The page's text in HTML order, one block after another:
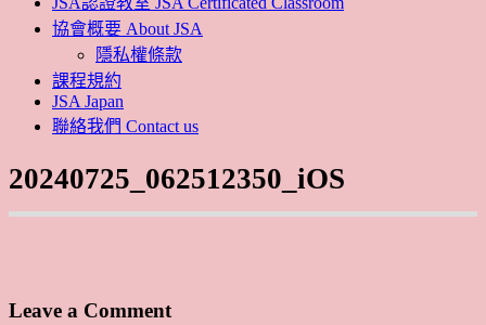
協會概要 About JSA
隱私權條款
課程規約
JSA Japan
聯絡我們 Contact us
20240725_062512350_iOS
Leave a Comment